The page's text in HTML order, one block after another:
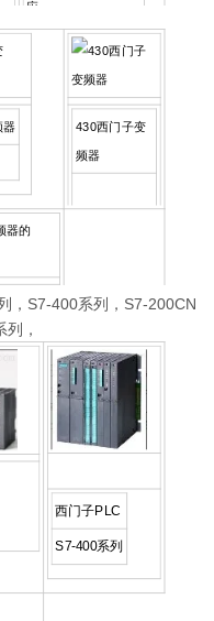
西门子触摸屏供应
器 430西门子变
频器
，S7-400系列，S7-200CN
，
西门子PLC
S7-400系列